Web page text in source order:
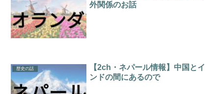
外関係のお話
歴史の話
【2ch・ネパール情報】中国とイ
ンドの間にあるので